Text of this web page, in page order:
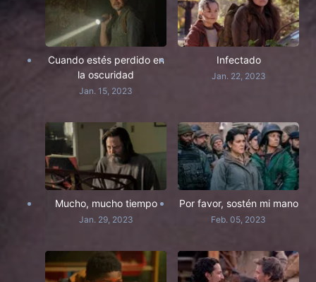
Cuando estés perdido en
la oscuridad
Jan. 15, 2023
Infectado
Jan. 22, 2023
Mucho, mucho tiempo
Jan. 29, 2023
Por favor, sostén mi mano
Feb. 05, 2023